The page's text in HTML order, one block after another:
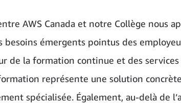
AWS Canada et notre Collège nous
émergents pointus des
de la formation continue et des
représente une solution
spécialisée. Également, au-delà de